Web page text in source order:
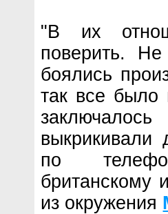
"В их
поверить.
боялись
так все
выкрикивали
по
британскому
из окружения